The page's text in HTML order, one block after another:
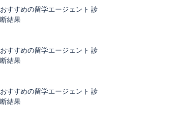
おすすめの留学エージェント 診
断結果
おすすめの留学エージェント 診
断結果
おすすめの留学エージェント 診
断結果